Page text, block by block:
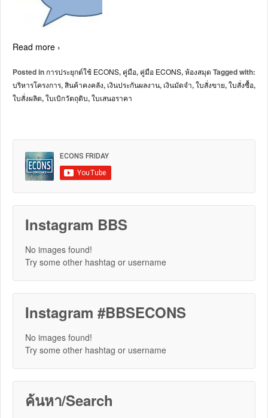
Read more ›
Posted in การประยุกต์ใช้ ECONS, คู่มือ, คู่มือ ECONS,ห้องสมุด Tagged with:
บริหารโครงการ,สินค้าคงคลัง, เงินประกันผลงาน, เงินมัดจำ,ใบสั่งขาย,ใบสั่งซื้อ,
ใบสั่งผลิต,ใบเบิกวัตถุดิบ,ใบเสนอราคา
Instagram BBS
No images found!
Try some other hashtag or username
Instagram #BBSECONS
No images found!
Try some other hashtag or username
ค้นหา/Search